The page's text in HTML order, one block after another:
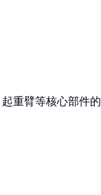
重臂等核心部件的